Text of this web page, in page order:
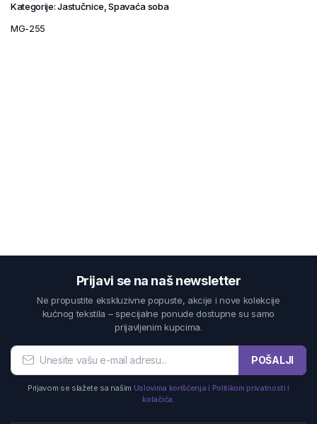
Kategorije:Jastučnice ,Spavaća soba
MG-255
Prijavi se na naš newsletter
Ne propustite ekskluzivne popuste, akcije i nove kolekcije
kućnog tekstila – specijalne ponude dostupne su samo
prijavljenim kupcima.
POŠALJI
Prijavom se slažete sa našim Uslovima korišćenja i Politikom privatnosti i
kolačića.